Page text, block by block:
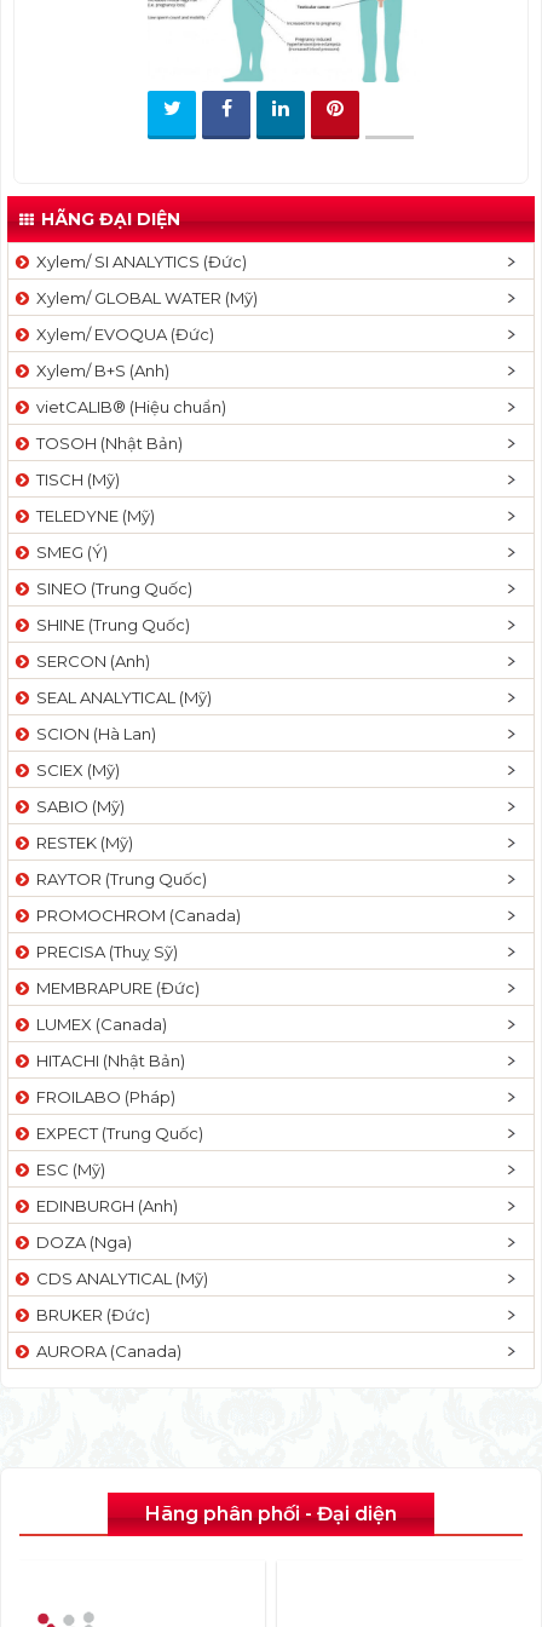
HÃNG ĐẠI DIỆN
Xylem/ SI ANALYTICS (Đức)
Xylem/ GLOBAL WATER (Mỹ)
Xylem/ EVOQUA (Đức)
Xylem/ B+S (Anh)
vietCALIB® (Hiệu chuẩn)
TOSOH (Nhật Bản)
TISCH (Mỹ)
TELEDYNE (Mỹ)
SMEG (Ý)
SINEO (Trung Quốc)
SHINE (Trung Quốc)
SERCON (Anh)
SEAL ANALYTICAL (Mỹ)
SCION (Hà Lan)
SCIEX (Mỹ)
SABIO (Mỹ)
RESTEK (Mỹ)
RAYTOR (Trung Quốc)
PROMOCHROM (Canada)
PRECISA (Thuỵ Sỹ)
MEMBRAPURE (Đức)
LUMEX (Canada)
HITACHI (Nhật Bản)
FROILABO (Pháp)
EXPECT (Trung Quốc)
ESC (Mỹ)
EDINBURGH (Anh)
DOZA (Nga)
CDS ANALYTICAL (Mỹ)
BRUKER (Đức)
AURORA (Canada)
Hãng phân phối - Đại diện